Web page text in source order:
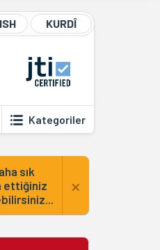
KURDÎ
Kategoriler
sık
ettiğiniz
×